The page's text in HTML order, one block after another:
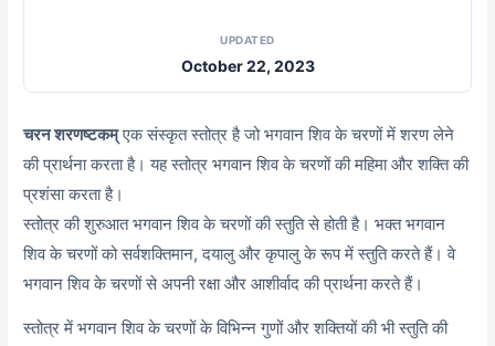
UPDATED
October 22, 2023
चरन शरणष्टकम्एक संस्कृत स्तोत्र है जो भगवान शिव के चरणों में शरण लेने
की प्रार्थना करता है। यह स्तोत्र भगवान शिव के चरणों की महिमा और शक्ति की
प्रशंसा करता है।
स्तोत्र की शुरुआत भगवान शिव के चरणों की स्तुति से होती है। भक्त भगवान
शिव के चरणों को सर्वशक्तिमान, दयालु और कृपालु के रूप में स्तुति करते हैं। वे
भगवान शिव के चरणों से अपनी रक्षा और आशीर्वाद की प्रार्थना करते हैं।
स्तोत्र में भगवान शिव के चरणों के विभिन्न गुणों और शक्तियों की भी स्तुति की